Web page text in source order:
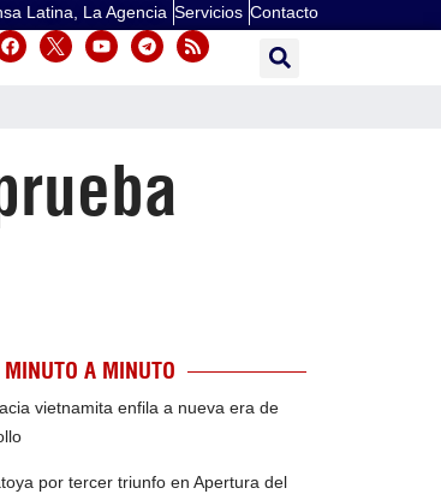
Latina, La Agencia Servicios Contacto
MINUTO A MINUTO
vietnamita enfila a nueva era de
por tercer triunfo en Apertura del